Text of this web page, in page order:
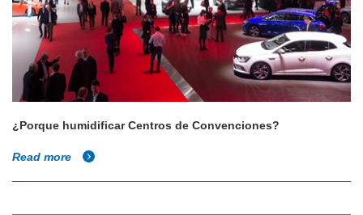
¿Por qué humidificar museos?